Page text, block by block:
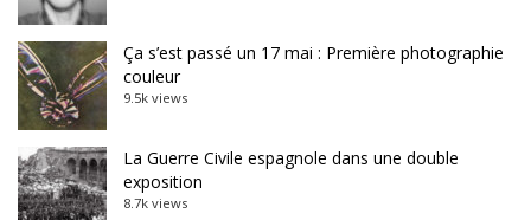
Ça s’est passé un 17 mai : Première photographie
couleur
9.5k views
La Guerre Civile espagnole dans une double
exposition
8.7k views